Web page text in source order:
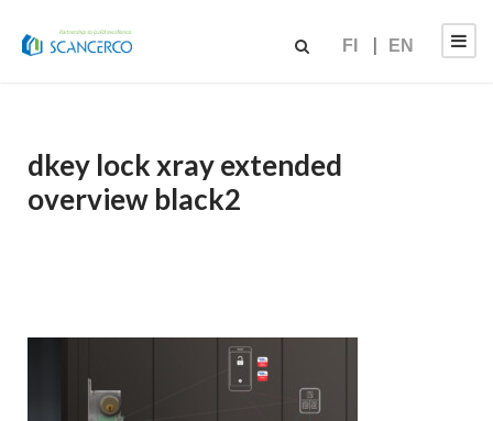
FI EN
dkey lock xray extended
overview black2